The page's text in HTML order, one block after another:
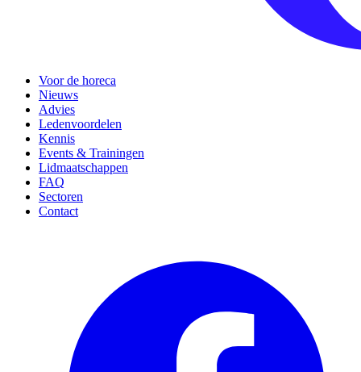
Voor de horeca
Nieuws
Advies
Ledenvoordelen
Kennis
Events & Trainingen
Lidmaatschappen
FAQ
Sectoren
Contact